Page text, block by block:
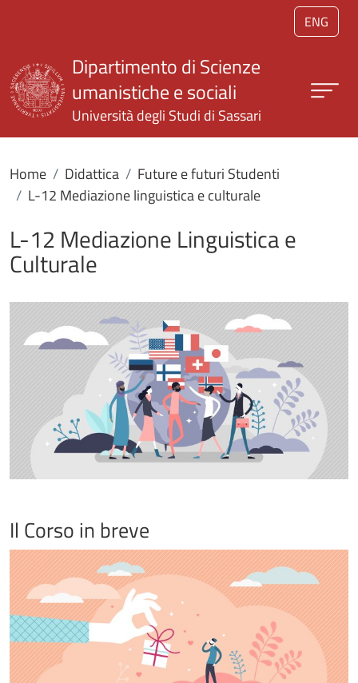
Salta al contenuto principale
ENG
Dipartimento di Scienze
umanistiche e sociali
Università degli Studi di Sassari
Home Didattica
Future e futuri Studenti
L-12 Mediazione linguistica e culturale
L-12 Mediazione Linguistica e
Culturale
Il Corso in breve